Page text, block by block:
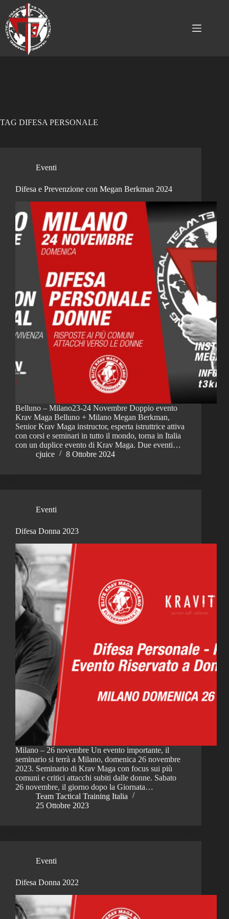
contenuto
TAG DIFESA PERSONALE
Eventi
Difesa e Prevenzione con Megan Berkman 2024
Belluno – Milano23-24 Novembre Doppio evento
Krav Maga Belluno + Milano Megan Berkman,
Senior Krav Maga instructor, esperta istruttrice attiva
con corsi e seminari in tutto il mondo, torna in Italia
con un duplice evento di Krav Maga. Due eventi…
cjuice
8 Ottobre 2024
Eventi
Difesa Donna 2023
Milano – 26 novembre Un evento importante, il
seminario si terrà a Milano, domenica 26 novembre
2023. Seminario di Krav Maga con focus sui più
comuni e critici attacchi subiti dalle donne. Sabato
26 novembre, il giorno dopo la Giornata…
Team Tactical Training Italia
25 Ottobre 2023
Eventi
Difesa Donna 2022